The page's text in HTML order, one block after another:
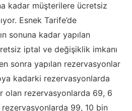
kadar müşterilere ücretsiz
Esnek Tarife’de
sonuna kadar yapılan
iptal ve değişiklik imkanı
sonra yapılan rezervasyonlar
kadarki rezervasyonlarda
olan rezervasyonlarda 69, 6
99, 10 bin